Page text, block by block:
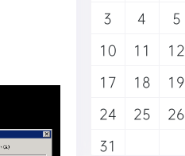
3 4 5
10
11 12
17
18 19
24
25 26
31